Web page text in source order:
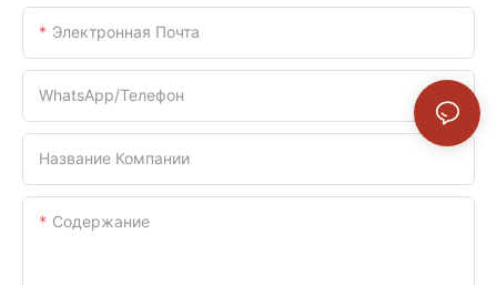
Электронная Почта
WhatsApp/телефон
Название Компании
Содержание